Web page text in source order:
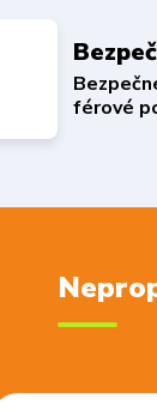
férové